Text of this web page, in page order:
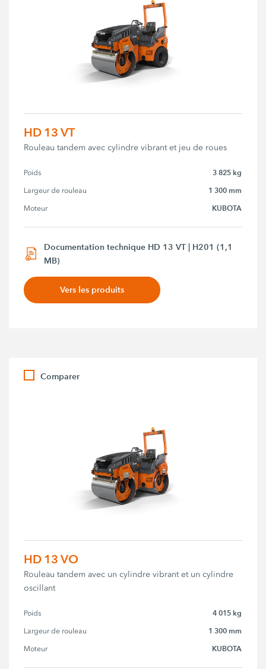
HD 13 VT
Rouleau tandem avec cylindre vibrant et jeu de roues
Poids 3 825 kg
Largeur de rouleau 1 300 mm
Moteur KUBOTA
Documentation technique HD 13 VT | H201 (1,1
MB)
Vers les produits
Comparer
HD 13 VO
Rouleau tandem avec un cylindre vibrant et un cylindre
oscillant
Poids 4 015 kg
Largeur de rouleau 1 300 mm
Moteur KUBOTA